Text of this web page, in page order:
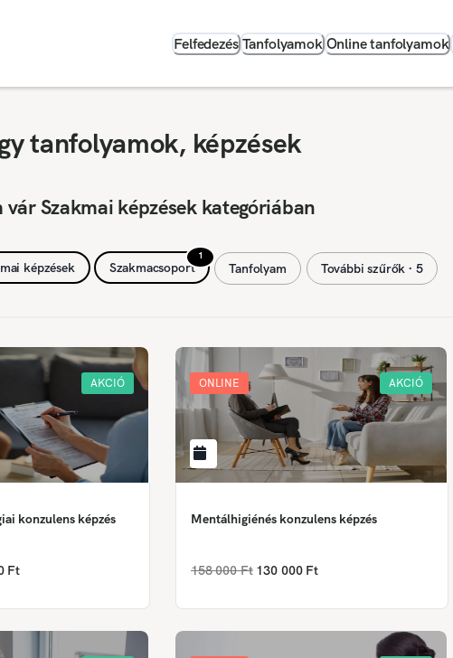
Felfedezés Tanfolyamok Online tanfolyamok
tanfolyamok, képzések
Szakmai képzések kategóriában
képzések
1
Szakmacsoport Tanfolyam További szűrők ∙ 5
AKCIÓ
konzulens képzés
Ft
ONLINE AKCIÓ
Mentálhigiénés konzulens képzés
158 000 Ft 130 000 Ft